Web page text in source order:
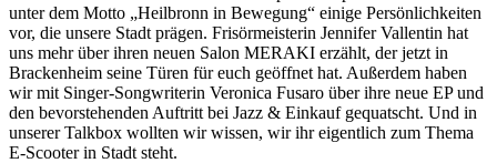
unter dem Motto „Heilbronn in Bewegung“ einige Persönlichkeiten
vor, die unsere Stadt prägen. Frisörmeisterin Jennifer Vallentin hat
uns mehr über ihren neuen Salon MERAKI erzählt, der jetzt in
Brackenheim seine Türen für euch geöffnet hat. Außerdem haben
wir mit Singer-Songwriterin Veronica Fusaro über ihre neue EP und
den bevorstehenden Auftritt bei Jazz & Einkauf gequatscht. Und in
unserer Talkbox wollten wir wissen, wir ihr eigentlich zum Thema
E-Scooter in Stadt steht.